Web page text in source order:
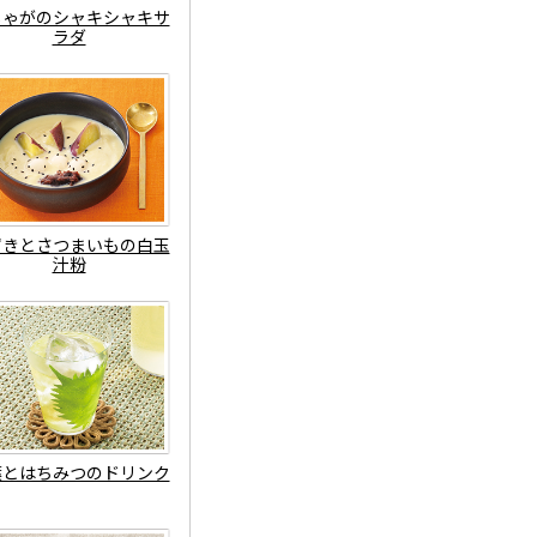
がのシャキシャキサ
ラダ
とさつまいもの白玉
汁粉
はちみつのドリンク